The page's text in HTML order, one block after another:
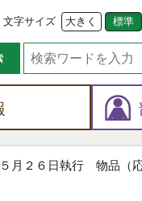
文字サイズ 大きく 標準
月２６日執行 物品（